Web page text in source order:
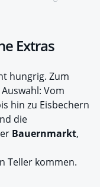
Extras
hungrig. Zum
Vom
hin zu Eisbechern
die
Bauernmarkt,
Teller kommen.